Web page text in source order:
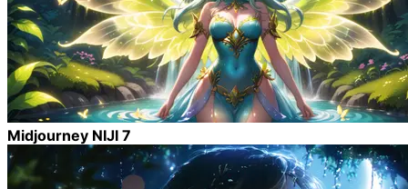
Midjourney NIJI 7